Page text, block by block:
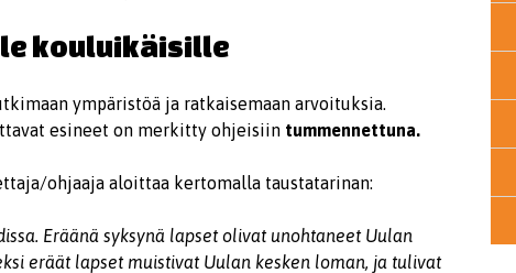
kouluikäisille
ympäristöä ja ratkaisemaan arvoituksia.
esineet on merkitty ohjeisiin tummennettuna.
ohjaaja aloittaa kertomalla taustatarinan:
Eräänä syksynä lapset olivat unohtaneet Uulan
eräät lapset muistivat Uulan kesken loman, ja tulivat